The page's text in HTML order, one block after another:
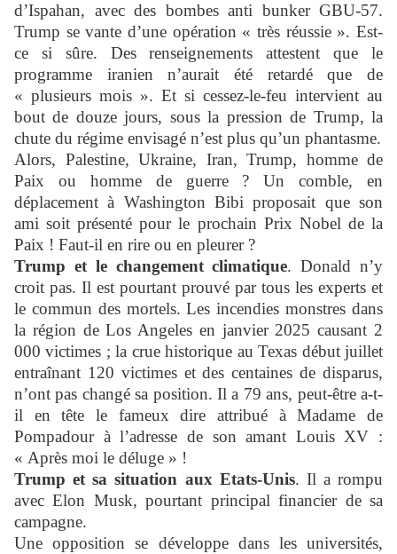
d’Ispahan, avec des bombes anti bunker GBU-57.
Trump se vante d’une opération « très réussie ». Est-
ce si sûre. Des renseignements attestent que le
programme iranien n’aurait été retardé que de
« plusieurs mois ». Et si cessez-le-feu intervient au
bout de douze jours, sous la pression de Trump, la
chute du régime envisagé n’est plus qu’un phantasme.
Alors, Palestine, Ukraine, Iran, Trump, homme de
Paix ou homme de guerre ? Un comble, en
déplacement à Washington Bibi proposait que son
ami soit présenté pour le prochain Prix Nobel de la
Paix ! Faut-il en rire ou en pleurer ?
Trump et le changement climatique. Donald n’y
croit pas. Il est pourtant prouvé par tous les experts et
le commun des mortels. Les incendies monstres dans
la région de Los Angeles en janvier 2025 causant 2
000 victimes ; la crue historique au Texas début juillet
entraînant 120 victimes et des centaines de disparus,
n’ont pas changé sa position. Il a 79 ans, peut-être a-t-
il en tête le fameux dire attribué à Madame de
Pompadour à l’adresse de son amant Louis XV :
« Après moi le déluge » !
Trump et sa situation aux Etats-Unis. Il a rompu
avec Elon Musk, pourtant principal financier de sa
campagne.
Une opposition se développe dans les universités,